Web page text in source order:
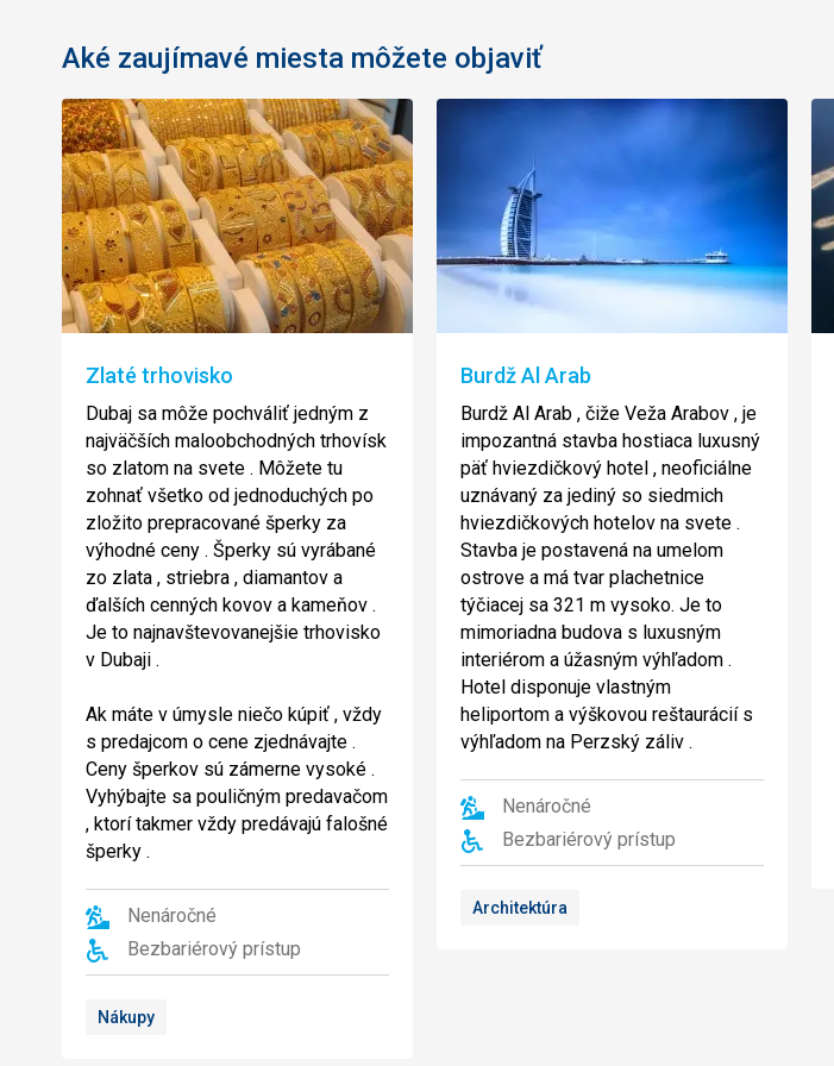
Aké zaujímavé miesta môžete objaviť
Zlaté trhovisko
Dubaj sa môže pochváliť jedným z
najväčších maloobchodných trhovísk
so zlatom na svete . Môžete tu
zohnať všetko od jednoduchých po
zložito prepracované šperky za
výhodné ceny . Šperky sú vyrábané
zo zlata , striebra , diamantov a
ďalších cenných kovov a kameňov .
Je to najnavštevovanejšie trhovisko
v Dubaji .
Ak máte v úmysle niečo kúpiť , vždy
s predajcom o cene zjednávajte .
Ceny šperkov sú zámerne vysoké .
Vyhýbajte sa pouličným predavačom
, ktorí takmer vždy predávajú falošné
šperky .
Nenáročné
Bezbariérový prístup
Nákupy
Burdž Al Arab
Burdž Al Arab , čiže Veža Arabov , je
impozantná stavba hostiaca luxusný
päť hviezdičkový hotel , neoficiálne
uznávaný za jediný so siedmich
hviezdičkových hotelov na svete .
Stavba je postavená na umelom
ostrove a má tvar plachetnice
týčiacej sa 321 m vysoko. Je to
mimoriadna budova s luxusným
interiérom a úžasným výhľadom .
Hotel disponuje vlastným
heliportom a výškovou reštaurácií s
výhľadom na Perzský záliv .
Nenáročné
Bezbariérový prístup
Architektúra